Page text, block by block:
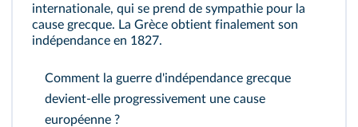
internationale, qui se prend de sympathie pour la
cause grecque. La Grèce obtient finalement son
indépendance en 1827.
Comment la guerre d'indépendance grecque
devient-elle progressivement une cause
européenne ?